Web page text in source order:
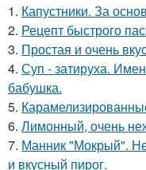
1. Капустники. За
2. Рецепт быстрого
3. Простая и очень
4. Суп - затируха.
бабушка.
5.
6. Лимонный, очень
7. Манник "Мокрый".
и вкусный пирог.